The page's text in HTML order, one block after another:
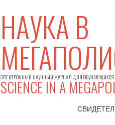
НАУКА В
ЭЛЕКТРОННЫЙ НАУЧНЫЙ ЖУРНАЛ ДЛЯ ОБУЧАЮЩИХСЯ
SCIENCE IN A